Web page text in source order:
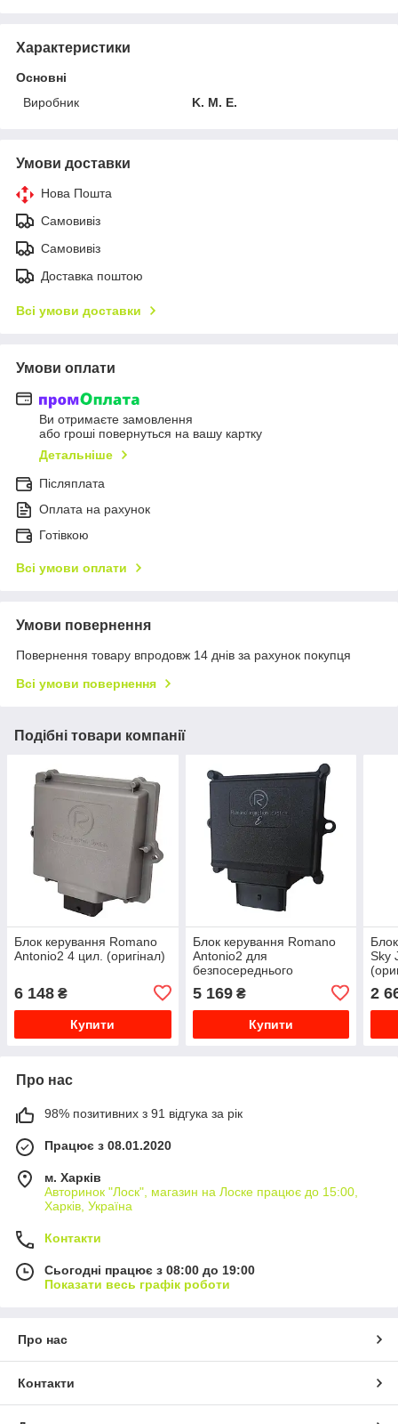
Характеристики
Основні
Виробник
K. M. E.
Умови доставки
Нова Пошта
Самовивіз
Самовивіз
Доставка поштою
Всі умови доставки
Умови оплати
Ви отримаєте замовлення
або гроші повернуться на вашу картку
Детальніше
Післяплата
Оплата на рахунок
Готівкою
Всі умови оплати
Умови повернення
Повернення товару впродовж 14 днів за рахунок покупця
Всі умови повернення
Подібні товари компанії
Блок керування Romano
Antonio2 4 цил. (оригінал)
6 148 ₴
Купити
Блок керування Romano
Antonio2 для
безпосереднього
(оригінал)
5 169₴
Купити
Sky
2
Про нас
98% позитивних з 91 відгука за рік
Працює з 08.01.2020
м. Харків
Авторинок "Лоск", магазин на Лоске працює до 15:00,
Харків, Україна
Контакти
Сьогодні працює з 08:00 до 19:00
Показати весь графік роботи
Про нас
Контакти